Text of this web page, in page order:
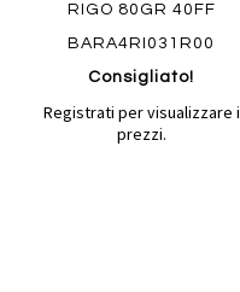
RIGO 80GR 40FF
BARA4RI031R00
Consigliato!
Registrati per visualizzare i
prezzi.